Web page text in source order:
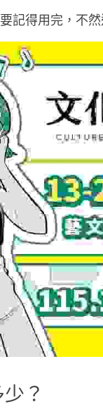
記得用完，不然
？